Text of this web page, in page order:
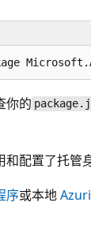
你的
配置了托管
序或本地